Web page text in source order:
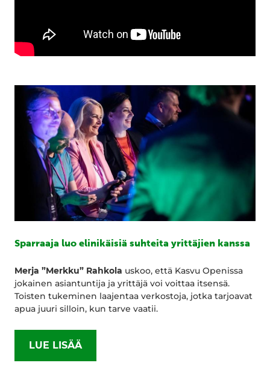
Sparraaja luo elinikäisiä suhteita yrittäjien kanssa
Merja ”Merkku” Rahkola uskoo, että Kasvu Openissa
jokainen asiantuntija ja yrittäjä voi voittaa itsensä.
Toisten tukeminen laajentaa verkostoja, jotka tarjoavat
apua juuri silloin, kun tarve vaatii.
LUE LISÄÄ